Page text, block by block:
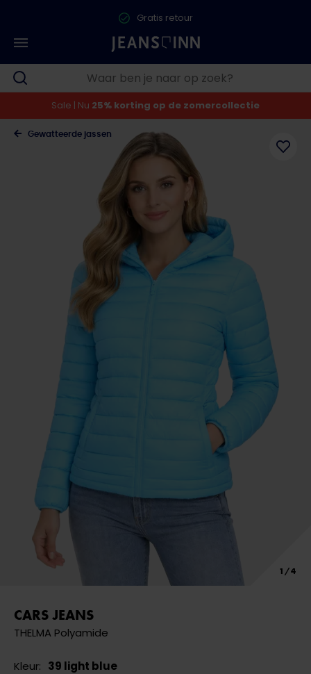
Gratis retour
Sale | Nu 25% korting op de zomercollectie
Gewatteerde jassen
CARS JEANS
THELMA Polyamide
Kleur: 39 light blue